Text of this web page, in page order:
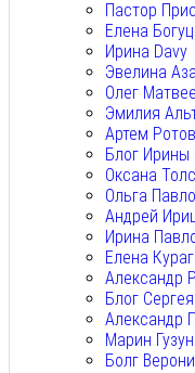
Пастор
Елена
Ирина Davy
Эвелина
Олег
Эмилия
Артем Ротов
Блог
Оксана
Ольга
Андрей
Ирина
Елена
Александр
Блог
Александр
Марин Гузун
Болг